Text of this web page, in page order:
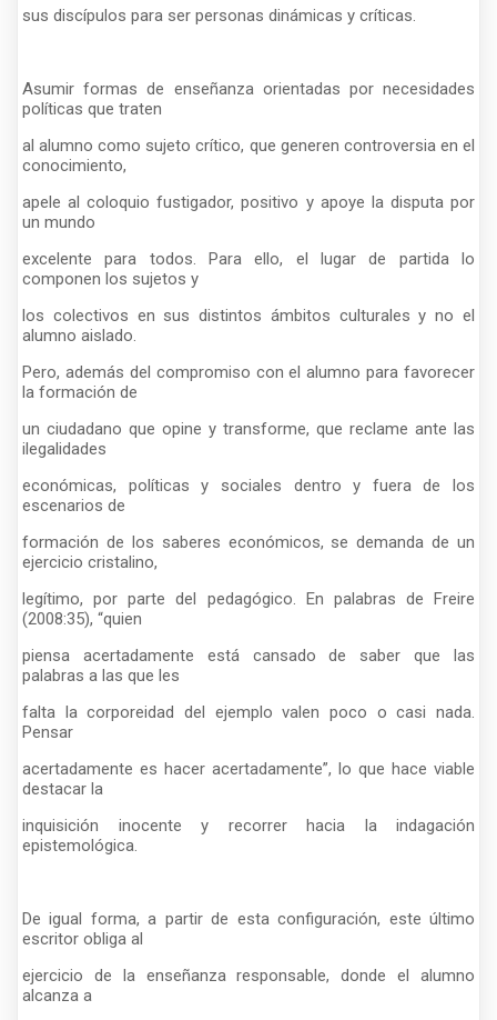
sus discípulos para ser personas dinámicas y críticas.
Asumir formas de enseñanza orientadas por necesidades
políticas que traten
al alumno como sujeto crítico, que generen controversia en el
conocimiento,
apele al coloquio fustigador, positivo y apoye la disputa por
un mundo
excelente para todos. Para ello, el lugar de partida lo
componen los sujetos y
los colectivos en sus distintos ámbitos culturales y no el
alumno aislado.
Pero, además del compromiso con el alumno para favorecer
la formación de
un ciudadano que opine y transforme, que reclame ante las
ilegalidades
económicas, políticas y sociales dentro y fuera de los
escenarios de
formación de los saberes económicos, se demanda de un
ejercicio cristalino,
legítimo, por parte del pedagógico. En palabras de Freire
(2008:35), “quien
piensa acertadamente está cansado de saber que las
palabras a las que les
falta la corporeidad del ejemplo valen poco o casi nada.
Pensar
acertadamente es hacer acertadamente”, lo que hace viable
destacar la
inquisición inocente y recorrer hacia la indagación
epistemológica.
De igual forma, a partir de esta configuración, este último
escritor obliga al
ejercicio de la enseñanza responsable, donde el alumno
alcanza a